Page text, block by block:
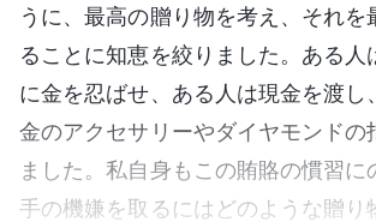
うに、最高の贈り物を考え、それを
ることに知恵を絞りました。ある人
に金を忍ばせ、ある人は現金を渡し
金のアクセサリーやダイヤモンドの
ました。私自身もこの賄賂の慣習に
手の機嫌を取るにはどのような贈り